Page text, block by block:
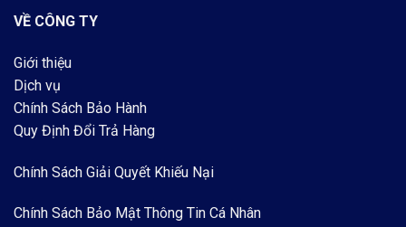
VỀ CÔNG TY
Giới thiệu
Dịch vụ
Chính Sách Bảo Hành
Quy Định Đổi Trả Hàng
Chính Sách Giải Quyết Khiếu Nại
Chính Sách Bảo Mật Thông Tin Cá Nhân